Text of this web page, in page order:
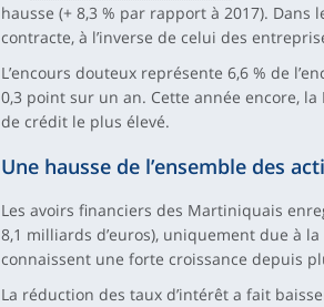
hausse (+ 8,3 % par rapport à 2017). Dans
contracte, à l’inverse de celui des
L’encours douteux représente 6,6 % de
0,3 point sur un an. Cette année encore,
de crédit le plus élevé.
Une hausse de l’ensemble des
Les avoirs financiers des Martiniquais
8,1 milliards d’euros), uniquement due à
connaissent une forte croissance depuis
La réduction des taux d’intérêt a fait